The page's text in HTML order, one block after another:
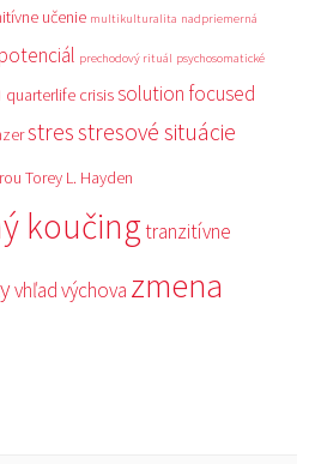
učenie multikulturalita nadpriemerná
potenciál prechodový rituál psychosomatické
quarterlife crisissolution focused
stresstresové situácie
Torey L. Hayden
koučingtranzitívne
vhľadvýchova zmena